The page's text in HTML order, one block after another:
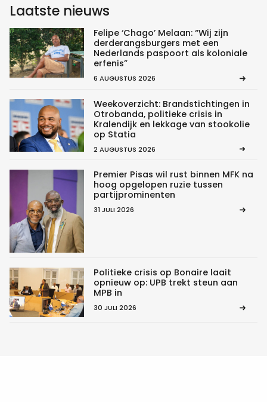
Laatste nieuws
Felipe ‘Chago’ Melaan: “Wij zijn
derderangsburgers met een
Nederlands paspoort als koloniale
erfenis”
6 AUGUSTUS 2026
Weekoverzicht: Brandstichtingen in
Otrobanda, politieke crisis in
Kralendijk en lekkage van stookolie
op Statia
2 AUGUSTUS 2026
Premier Pisas wil rust binnen MFK na
hoog opgelopen ruzie tussen
partijprominenten
31 JULI 2026
Politieke crisis op Bonaire laait
opnieuw op: UPB trekt steun aan
MPB in
30 JULI 2026